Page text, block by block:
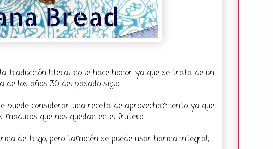
traducción literal no le hace honor ya que se trata de un
de los años 30 del pasado siglo.
puede considerar una receta de aprovechamiento ya que
que nos quedan en el frutero.
de trigo, pero también se puede usar harina integral,